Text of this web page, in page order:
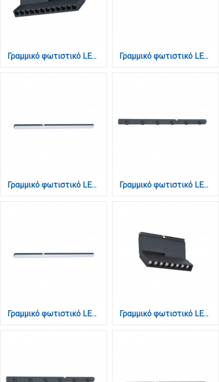
Γραμμικό φωτιστικό LED 12W 3000K για μαγνητική Mini ράγα σε μαύρη απόχρωση D:20,3cmx8,5cm (TMM0091-Black) Γραμμικό φωτιστικό LED 12W 3000K για μαγνητική Mini ράγα σε μαύρη απόχρωση D:60cmx1,6cm (TMM0021-Black)
Γραμμικό φωτιστικό LED 12W 3000K για μαγνητική Mini ράγα σε μαύρη απόχρωση D:60cmx1,6cm (TMM0051-Black) Γραμμικό φωτιστικό LED 18W 3000K για μαγνητική Mini ράγα σε μαύρη απόχρωση D:90cmx1,6cm (TMM0031-Black)
Γραμμικό φωτιστικό LED 18W 3000K για μαγνητική Mini ράγα σε μαύρη απόχρωση D:90cmx1,6cm (TMM0061-Black) Γραμμικό φωτιστικό LED 6W 3000K για μαγνητική Mini ράγα σε μαύρη απόχρωση D:10,3cmx8,5cm (TMM0081-Black)